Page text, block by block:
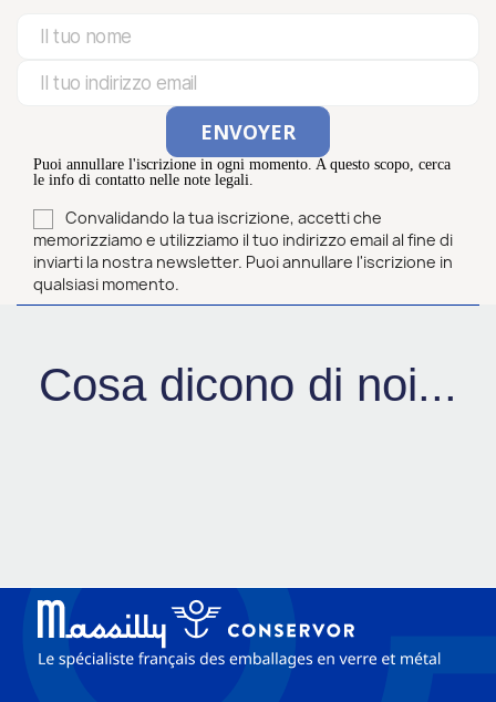
Puoi annullare l'iscrizione in ogni momento. A questo scopo, cerca
le info di contatto nelle note legali.
Convalidando la tua iscrizione, accetti che
memorizziamo e utilizziamo il tuo indirizzo email al fine di
inviarti la nostra newsletter. Puoi annullare l'iscrizione in
qualsiasi momento.
Cosa dicono di noi...